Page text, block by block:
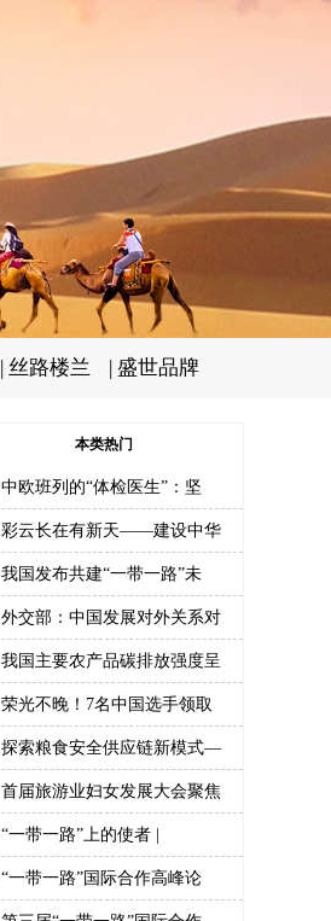
| 丝路楼兰 | 盛世品牌
本类热门
中欧班列的“体检医生”：坚
彩云长在有新天——建设中华
我国发布共建“一带一路”未
外交部：中国发展对外关系对
我国主要农产品碳排放强度呈
荣光不晚！7名中国选手领取
探索粮食安全供应链新模式—
首届旅游业妇女发展大会聚焦
“一带一路”上的使者 |
“一带一路”国际合作高峰论